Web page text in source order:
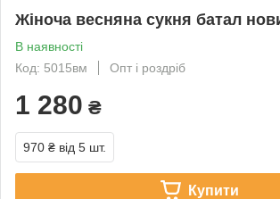
Жіноча весняна сукня батал
В наявності
Код: 5015вм
Опт і роздріб
1 280 ₴
970 ₴ від 5 шт.
Купити